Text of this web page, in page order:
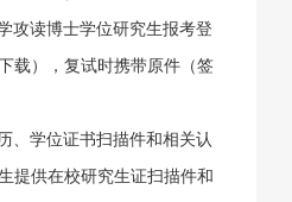
攻读博士学位研究生报考登
载），复试时携带原件（签
、学位证书扫描件和相关认
提供在校研究生证扫描件和